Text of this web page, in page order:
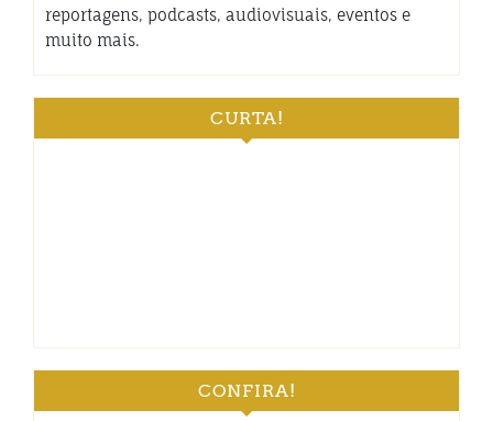
reportagens, podcasts, audiovisuais, eventos e
muito mais.
CURTA!
CONFIRA!